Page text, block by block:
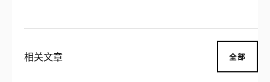
相关文章 全部